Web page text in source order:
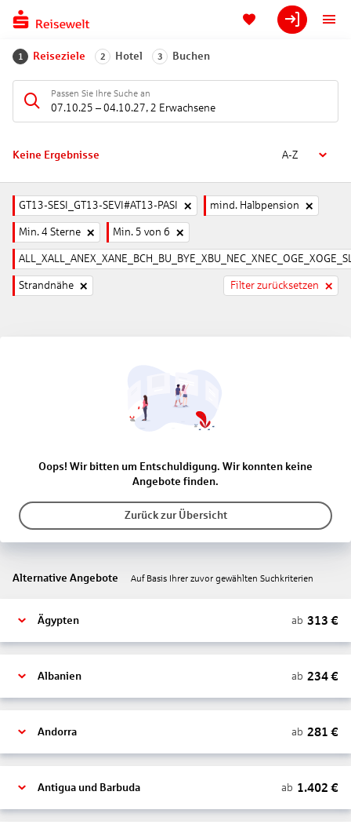
1 Reiseziele 2 Hotel 3 Buchen
Passen Sie Ihre Suche an
07.10.25 – 04.10.27, 2 Erwachsene
Keine Ergebnisse A-Z
GT13-SESI_GT13-SEVI#AT13-PASI mind. Halbpension
Min. 4 Sterne Min. 5 von 6
Strandnähe Filter zurücksetzen
Oops! Wir bitten um Entschuldigung. Wir konnten keine
Angebote finden.
Zurück zur Übersicht
Alternative Angebote Auf Basis Ihrer zuvor gewählten Suchkriterien
Ägypten ab 313 €
Albanien ab 234€
Andorra ab 281 €
Antigua und Barbuda ab 1.402 €